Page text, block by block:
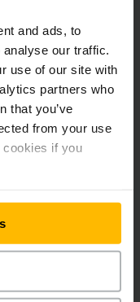
and ads, to
our traffic.
use of our site with
partners who
that you’ve
from your use
if you
i
výsuvný
ve výškách
NÁS!